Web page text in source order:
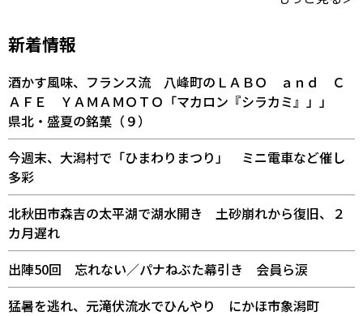
新着情報
酒かす風味、フランス流 八峰町のＬＡＢＯ ａｎｄ Ｃ
ＡＦＥ ＹＡＭＡＭＯＴＯ「マカロン『シラカミ』」」
県北・盛夏の銘菓（９）
今週末、大潟村で「ひまわりまつり」 ミニ電車など催し
多彩
北秋田市森吉の太平湖で湖水開き 土砂崩れから復旧、２
カ月遅れ
出陣50回 忘れない／パナねぶた幕引き 会員ら涙
猛暑を逃れ、元滝伏流水でひんやり にかほ市象潟町